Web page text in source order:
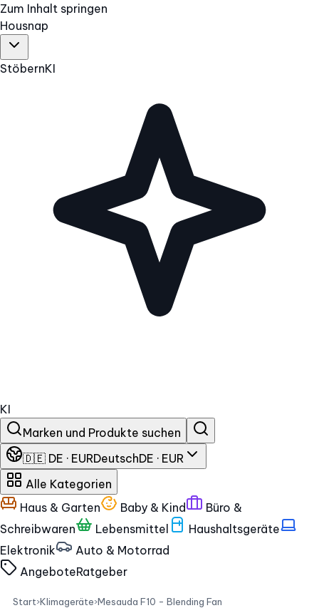
Zum Inhalt springen
Housnap
StöbernKI
KI
Marken und Produkte suchen
🇩🇪 DE · EURDeutschDE · EUR
Alle Kategorien
Haus & Garten
Baby & Kind
Büro &
Schreibwaren
Lebensmittel
Haushaltsgeräte
Elektronik
Auto & Motorrad
AngeboteRatgeber
Start›Klimageräte›Mesauda F10 - Blending Fan